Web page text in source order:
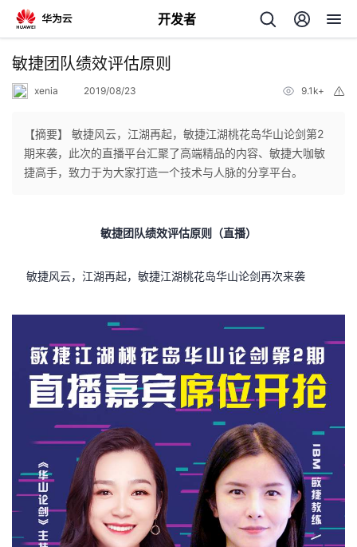
开发者
返
主
的
发
者
的
博
客
我
的
论
我
的
我
敏捷团队绩效评估原则
xenia 2019/08/23 9.1k+
【摘要】 敏捷风云，江湖再起，敏捷江湖桃花岛华山论剑第2
期来袭，此次的直播平台汇聚了高端精品的内容、敏捷大咖敏
捷高手，致力于为大家打造一个技术与人脉的分享平台。
敏捷团队绩效评估原则（直播）
敏捷风云，江湖再起，敏捷江湖桃花岛华山论剑再次来袭